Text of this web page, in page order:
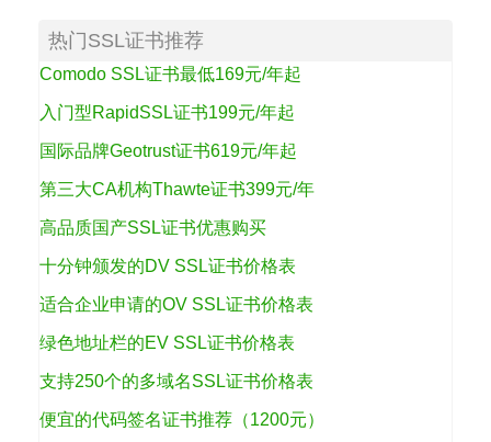
热门SSL证书推荐
Comodo SSL证书最低169元/年起
入门型RapidSSL证书199元/年起
国际品牌Geotrust证书619元/年起
第三大CA机构Thawte证书399元/年
高品质国产SSL证书优惠购买
十分钟颁发的DV SSL证书价格表
适合企业申请的OV SSL证书价格表
绿色地址栏的EV SSL证书价格表
支持250个的多域名SSL证书价格表
便宜的代码签名证书推荐（1200元）